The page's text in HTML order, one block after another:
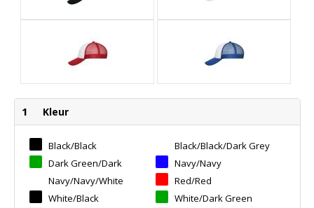
1 Kleur
Black/black
Black/black/dark Grey
Dark Green/dark
Green
Navy/navy
Navy/navy/white
Red/red
White/black
White/dark Green